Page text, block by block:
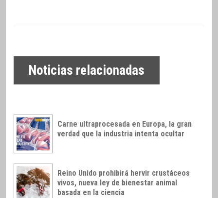
Noticias relacionadas
Carne ultraprocesada en Europa, la gran
verdad que la industria intenta ocultar
Reino Unido prohibirá hervir crustáceos
vivos, nueva ley de bienestar animal
basada en la ciencia